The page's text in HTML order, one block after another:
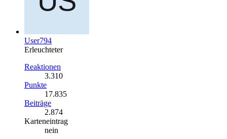
User794
Erleuchteter
Reaktionen
3.310
Punkte
17.835
Beiträge
2.874
Karteneintrag
nein